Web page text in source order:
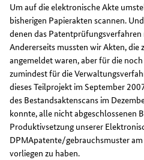
Um auf die elektronische Akte
bisherigen Papierakten scannen.
denen das
Andererseits mussten wir Akten,
angemeldet waren, aber für die
zumindest für die
dieses Teilprojekt im September
des Bestandsaktenscans im
konnte, alle nicht abgeschlossenen
Produktivsetzung unserer
DPMApatente/gebrauchsmuster
vorliegen zu haben.